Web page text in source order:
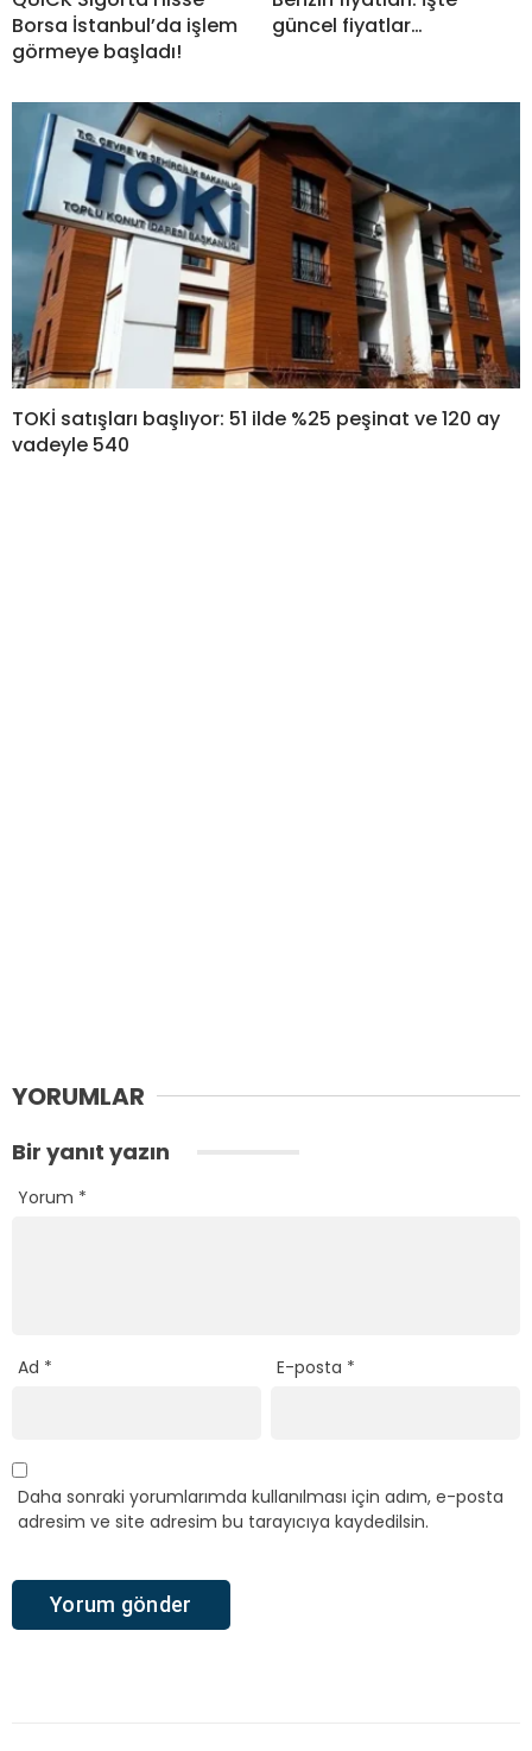
Borsa İstanbul’da işlem
görmeye başladı!
güncel fiyatlar…
TOKİ satışları başlıyor: 51 ilde %25 peşinat ve 120 ay
vadeyle 540
YORUMLAR
Bir yanıt yazın
Yorum *
Ad * E-posta *
Daha sonraki yorumlarımda kullanılması için adım, e-posta
adresim ve site adresim bu tarayıcıya kaydedilsin.